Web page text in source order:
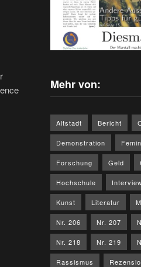
Mehr von:
Altstadt Bericht
Demonstration
Forschung Geld
Hochschule
Kunst Literatur
Nr. 206 Nr. 207
Nr. 218 Nr. 219
Rassismus